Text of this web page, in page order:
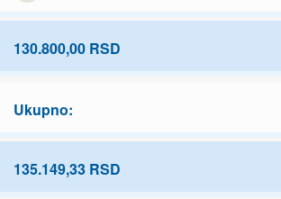
130.800,00 RSD
Ukupno:
135.149,33 RSD